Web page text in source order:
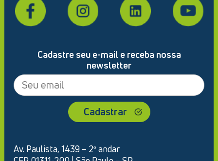
Cadastre seu e-mail e receba nossa
newsletter
Av. Paulista, 1439 – 2º andar